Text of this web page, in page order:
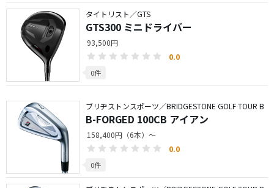
タイトリスト／GTS
GTS300 ミニドライバー
93,500円
0.0
0件
ブリヂストンスポーツ／BRIDGESTONE GOLF TOUR B
B-FORGED 100CB アイアン
158,400円（6本）～
0.0
0件